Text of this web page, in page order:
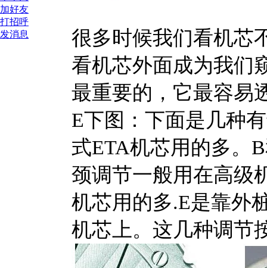
加好友
打招呼
发消息
很多时候我们看机芯
看机芯外面成为我们
最重要的，它最容易
E下图：下面是几种
式ETA机芯用的多。
颈调节一般用在高级
机芯用的多.E是靠外
机芯上。这几种调节